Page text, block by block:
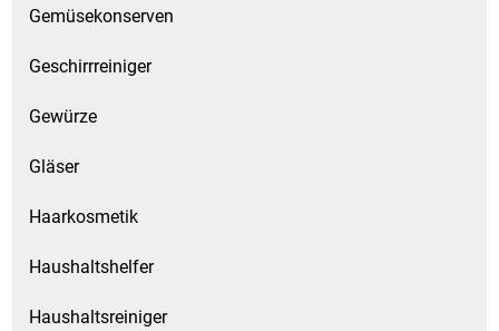
Waschmittel
Wasser
Wein
Gemüsekonserven
Geschirrreiniger
Gewürze
Gläser
Haarkosmetik
Haushaltshelfer
Haushaltsreiniger